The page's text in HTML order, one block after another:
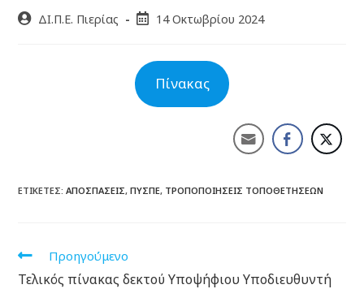
ΔΙ.Π.Ε. Πιερίας 14 Οκτωβρίου 2024
Πίνακας
ΕΤΙΚΈΤΕΣ:ΑΠΟΣΠΆΣΕΙΣ, ΠΥΣΠΕ, ΤΡΟΠΟΠΟΙΉΣΕΙΣ ΤΟΠΟΘΕΤΉΣΕΩΝ
Προηγούμενο
Τελικός πίνακας δεκτού Υποψήφιου Υποδιευθυντή